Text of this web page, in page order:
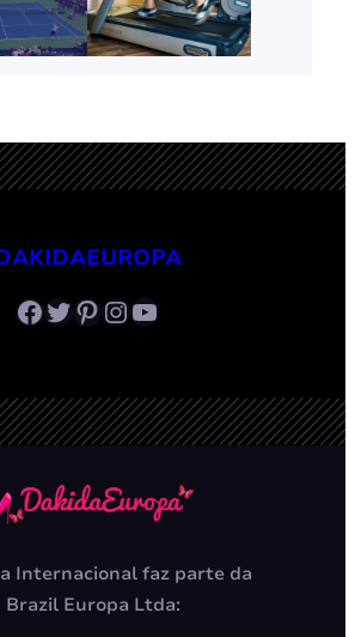
Facebook Twitter Pinterest InstagramYoutube
Internacional faz parte da
Brazil Europa Ltda: